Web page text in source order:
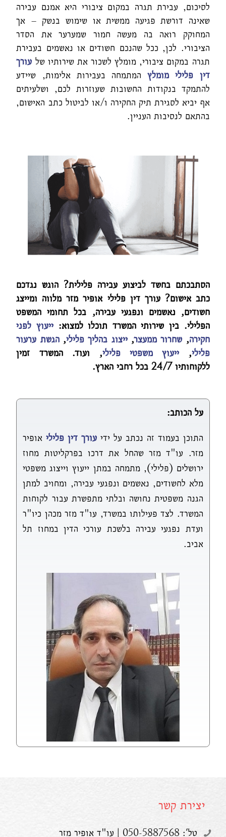
לסיכום, עבירת תגרה במקום ציבורי היא אמנם עבירה
שאינה דורשת פגיעה ממשית או שימוש בנשק – אך
המחוקק רואה בה מעשה חמור שמערער את הסדר
הציבורי. לכן, ככל שהנכם חשודים או נאשמים בעבירת
תגרה במקום ציבורי, מומלץ לשכור את שירותיו של עורך
דין פלילי מומלץהמתמחה בעבירות אלימות, שיידע
להתמקד בנקודות החשובות שעוזרות לכם, ושלעיתים
אף יביא לסגירת תיק החקירה ו/או לביטול כתב האישום,
בהתאם לנסיבות העניין.
הסתבכתם בחשד לביצוע עבירה פלילית? הוגש נגדכם
כתב אישום? עורך דין פלילי אופיר מזר מלווה ומייצג
חשודים, נאשמים ונפגעי עבירה, בכל תחומי המשפט
הפלילי. בין שירותי המשרד תוכלו למצוא: ייעוץ לפני
חקירה, שחרור ממעצר,ייצוג בהליך פלילי,הגשת ערעור
פלילי, ייעוץ משפטי פלילי, ועוד. המשרד זמין
ללקוחותיו 24/7 בכל רחבי הארץ.
על הכותב:
התוכן בעמוד זה נכתב על ידי עורך דין פליליאופיר
מזר. עו"ד מזר שהחל את דרכו בפרקליטות מחוז
ירושלים (פלילי), מתמחה במתן ייעוץ וייצוג משפטי
מלא לחשודים, נאשמים ונפגעי עבירה, ומחויב למתן
הגנה משפטית נחושה ובלתי מתפשרת עבור לקוחות
המשרד. לצד פעילותו במשרד, עו"ד מזר מכהן כיו"ר
ועדת נפגעי עבירה בלשכת עורכי הדין במחוז תל
אביב.
יצירת קשר
טל': 050-5887568 | עו"ד אופיר מזר